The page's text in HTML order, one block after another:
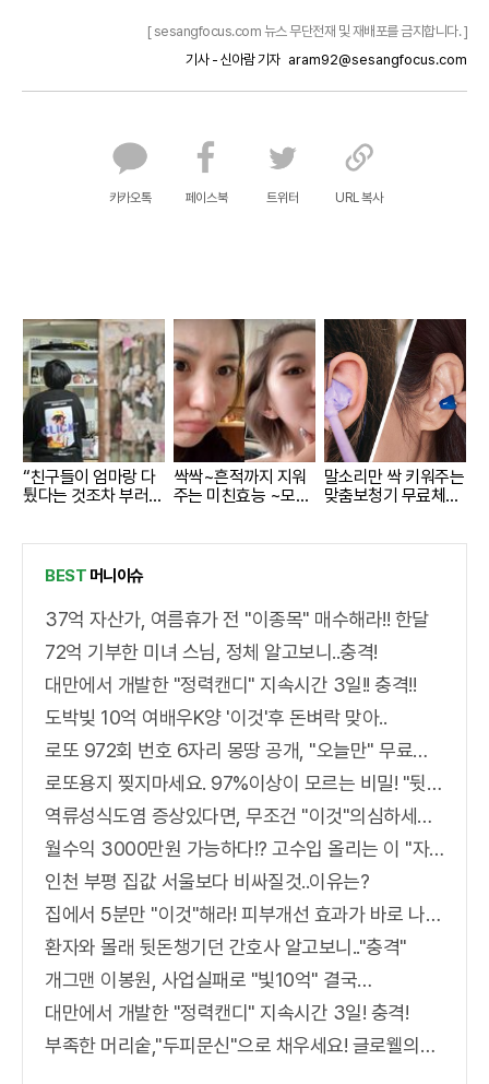
[ sesangfocus.com 뉴스 무단전재 및 재배포를 금지합니다. ]
기사 - 신아람 기자 aram92@sesangfocus.com
카카오톡 페이스북 트위터 URL 복사
“친구들이 엄마랑 다
퉜다는 것조차 부러워
싹싹~흔적까지 지워
주는 미친효능 ~모공
말소리만 싹 키워주는
맞춤보청기 무료체험
BEST 머니이슈
37억 자산가, 여름휴가 전 "이종목" 매수해라!! 한달
72억 기부한 미녀 스님, 정체 알고보니..충격!
대만에서 개발한 "정력캔디" 지속시간 3일!! 충격!!
도박빚 10억 여배우K양 '이것'후 돈벼락 맞아..
로또 972회 번호 6자리 몽땅 공개, "오늘만" 무료니까 꼭 오늘 확인하세요.
로또용지 찢지마세요. 97%이상이 모르는 비밀! "뒷면 비추면 번호 보인다!?"
역류성식도염 증상있다면, 무조건 "이것"의심하세요. 간단치료법 나왔다!
월수익 3000만원 가능하다!? 고수입 올리는 이 "자격증"에 몰리는 이유 알고보니…
인천 부평 집값 서울보다 비싸질것..이유는?
집에서 5분만 "이것"해라! 피부개선 효과가 바로 나타난다!!
환자와 몰래 뒷돈챙기던 간호사 알고보니.."충격"
개그맨 이봉원, 사업실패로 "빛10억" 결국…
대만에서 개발한 "정력캔디" 지속시간 3일! 충격!
부족한 머리숱,"두피문신"으로 채우세요! 글로웰의원 의)96837